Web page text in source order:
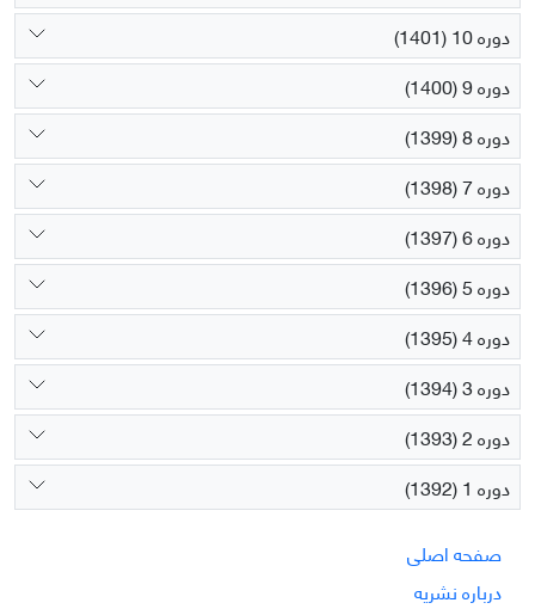
دوره 10 (1401)
دوره 9 (1400)
دوره 8 (1399)
دوره 7 (1398)
دوره 6 (1397)
دوره 5 (1396)
دوره 4 (1395)
دوره 3 (1394)
دوره 2 (1393)
دوره 1 (1392)
صفحه اصلی
درباره نشریه